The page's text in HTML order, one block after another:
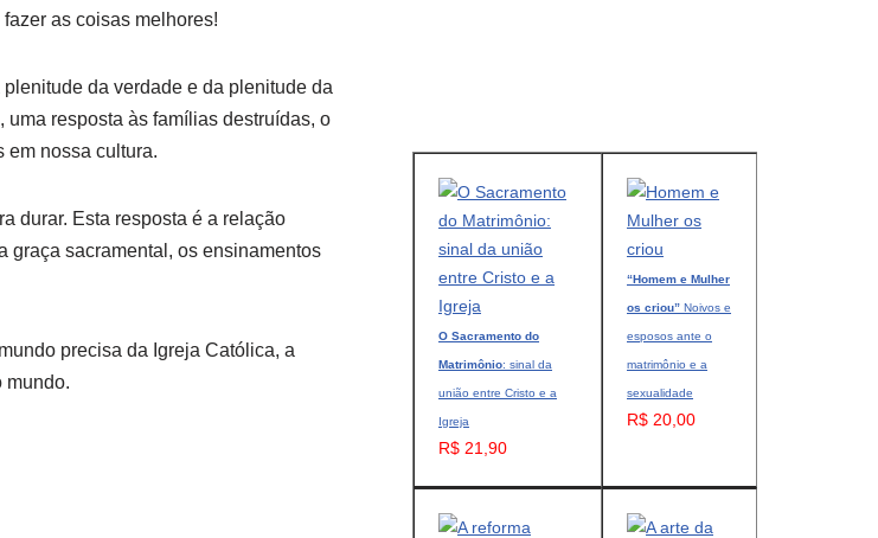
as coisas melhores!
da verdade e da plenitude da
uma resposta às famílias destruídas, o
em nossa cultura.
durar. Esta resposta é a relação
graça sacramental, os ensinamentos
precisa da Igreja Católica, a
mundo.
O Sacramento do
Matrimônio: sinal da
união entre Cristo e a
Igreja
R$ 21,90
“Homem e Mulher
os criou” Noivos e
esposos ante o
matrimônio e a
sexualidade
R$ 20,00